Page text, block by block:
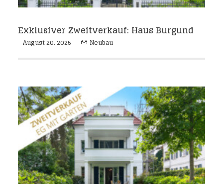
Exklusiver Zweitverkauf: Haus Burgund
August 20, 2025 Neubau